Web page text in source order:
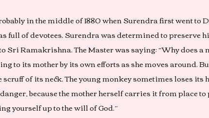
in the middle of 1880 when Surendra first went to
full of devotees. Surendra was determined to
Sri Ramakrishna. The Master was saying: “Why does
to its mother by its own efforts as she moves around.
scruff of its neck. The young monkey sometimes loses
because the mother herself carries it from place
yourself up to the will of God.”